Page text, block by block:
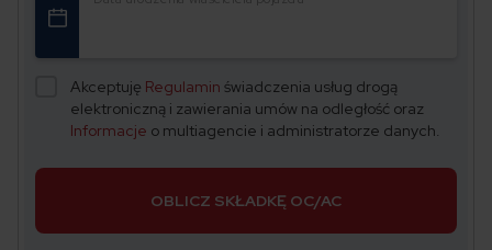
Akceptuję Regulamin świadczenia usług drogą
elektroniczną i zawierania umów na odległość oraz
Informacje o multiagencie i administratorze danych.
OBLICZ SKŁADKĘ OC/AC